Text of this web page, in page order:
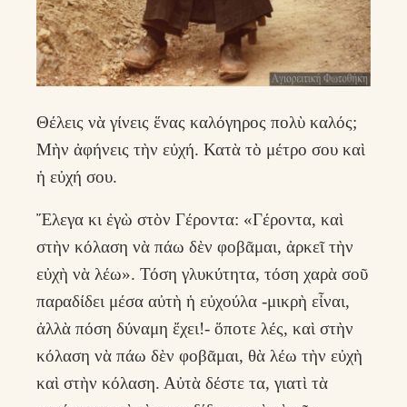
Θέλεις νὰ γίνεις ἕνας καλόγηρος πολὺ καλός;
Μὴν ἀφήνεις τὴν εὐχή. Κατὰ τὸ μέτρο σου καὶ
ἡ εὐχή σου.
Ἔλεγα κι ἐγὼ στὸν Γέροντα: «Γέροντα, καὶ
στὴν κόλαση νὰ πάω δὲν φοβᾶμαι, ἀρκεῖ τὴν
εὐχὴ νὰ λέω». Τόση γλυκύτητα, τόση χαρὰ σοῦ
παραδίδει μέσα αὐτὴ ἡ εὐχούλα -μικρὴ εἶναι,
ἀλλὰ πόση δύναμη ἔχει!- ὅποτε λές, καὶ στὴν
κόλαση νὰ πάω δὲν φοβᾶμαι, θὰ λέω τὴν εὐχὴ
καὶ στὴν κόλαση. Αὐτὰ δέστε τα, γιατὶ τὰ